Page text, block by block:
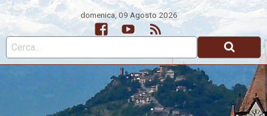
domenica, 09 Agosto 2026
FacebookYoutubeFeed